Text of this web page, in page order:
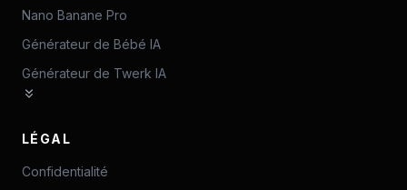
Nano Banane Pro
Générateur de Bébé IA
Générateur de Twerk IA
LÉGAL
Confidentialité